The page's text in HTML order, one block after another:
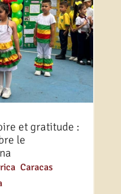
et gratitude :
le
, Caracas,